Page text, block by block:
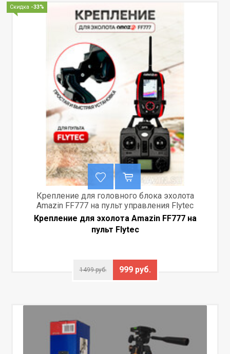
Скидка -33%
Крепление для головного блока эхолота
Amazin FF777 на пульт управления Flytec
Крепление для эхолота Amazin FF777 на
пульт Flytec
1499 руб. 999 руб.